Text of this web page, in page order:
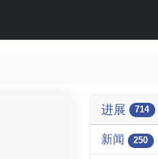
进展 714
新闻 250